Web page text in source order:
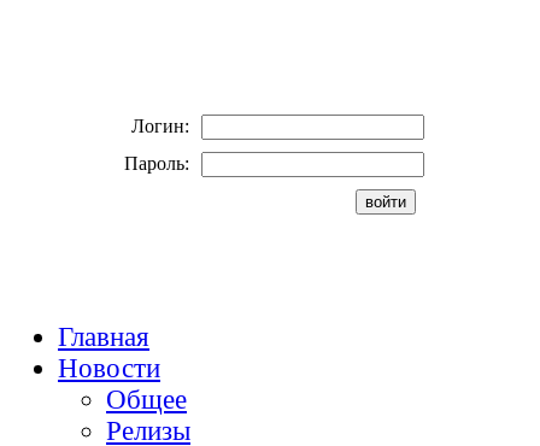
Логин:
Пароль:
Главная
Новости
Общее
Релизы